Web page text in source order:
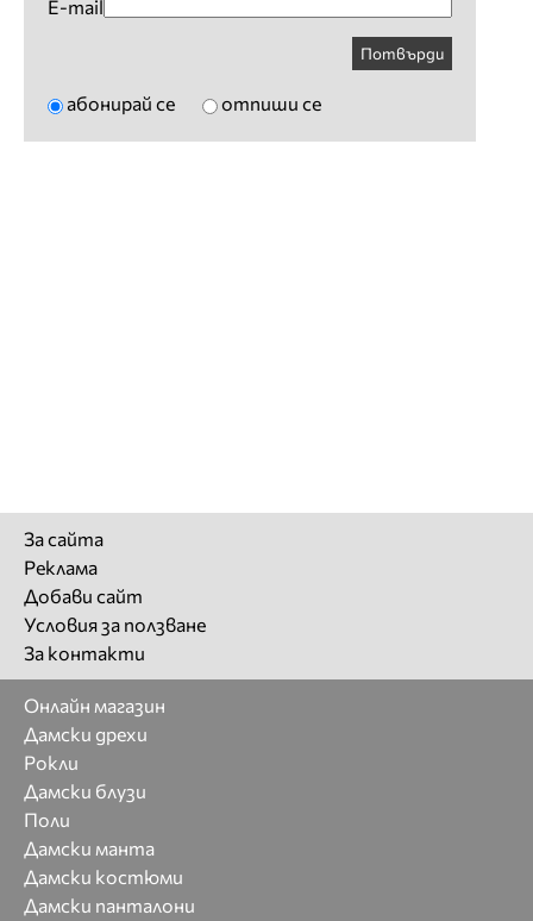
E-mail
Потвърди
абонирай се отпиши се
За сайта
Реклама
Добави сайт
Условия за ползване
За контакти
Онлайн магазин
Дамски дрехи
Рокли
Дамски блузи
Поли
Дамски манта
Дамски костюми
Дамски панталони